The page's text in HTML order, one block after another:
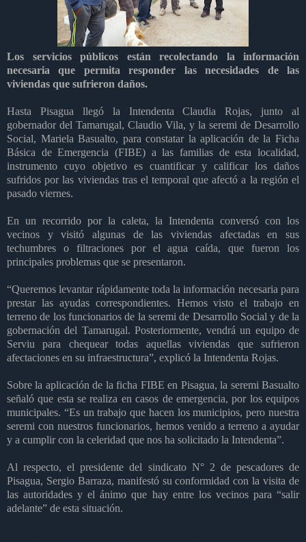
Los servicios públicos están recolectando la información
necesaria que permita responder las necesidades de las
viviendas que sufrieron daños.
Hasta Pisagua llegó la Intendenta Claudia Rojas, junto al
gobernador del Tamarugal, Claudio Vila, y la seremi de Desarrollo
Social, Mariela Basualto, para constatar la aplicación de la Ficha
Básica de Emergencia (FIBE) a las familias de esta localidad,
instrumento cuyo objetivo es cuantificar y calificar los daños
sufridos por las viviendas tras el temporal que afectó a la región el
pasado viernes.
En un recorrido por la caleta, la Intendenta conversó con los
vecinos y visitó algunas de las viviendas afectadas en sus
techumbres o filtraciones por el agua caída, que fueron los
principales problemas que se presentaron.
“Queremos levantar rápidamente toda la información necesaria para
prestar las ayudas correspondientes. Hemos visto el trabajo en
terreno de los funcionarios de la seremi de Desarrollo Social y de la
gobernación del Tamarugal. Posteriormente, vendrá un equipo de
Serviu para chequear todas aquellas viviendas que sufrieron
afectaciones en su infraestructura”, explicó la Intendenta Rojas.
Sobre la aplicación de la ficha FIBE en Pisagua, la seremi Basualto
señaló que esta se realiza en casos de emergencia, por los equipos
municipales. “Es un trabajo que hacen los municipios, pero nuestra
seremi con nuestros funcionarios, hemos venido a terreno a ayudar
y a cumplir con la celeridad que nos ha solicitado la Intendenta”.
Al respecto, el presidente del sindicato N° 2 de pescadores de
Pisagua, Sergio Barraza, manifestó su conformidad con la visita de
las autoridades y el ánimo que hay entre los vecinos para “salir
adelante” de esta situación.